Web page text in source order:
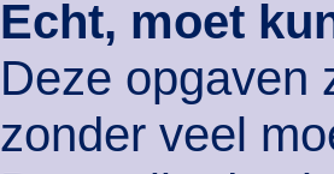
Echt, moet
Deze opgaven
zonder veel